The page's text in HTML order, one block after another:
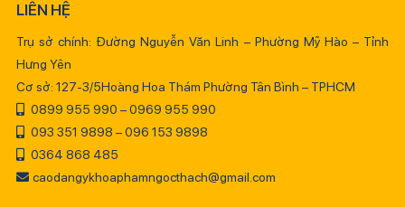
LIÊN HỆ
Trụ sở chính: Đường Nguyễn Văn Linh – Phường Mỹ Hào – Tỉnh
Hưng Yên
Cơ sở: 127-3/5Hoàng Hoa Thám Phường Tân Bình – TPHCM
0899 955 990 – 0969 955 990
093 351 9898 – 096 153 9898
0364 868 485
caodangykhoaphamngocthach@gmail.com